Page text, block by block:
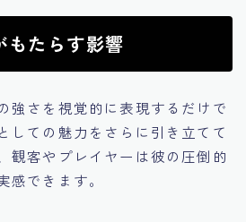
もたらす影響
強さを視覚的に表現するだけで
しての魅力をさらに引き立てて
観客やプレイヤーは彼の圧倒的
感できます。